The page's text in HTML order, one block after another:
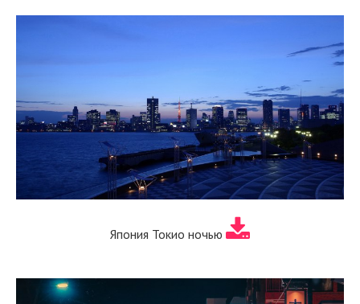
Япония Токио ночью